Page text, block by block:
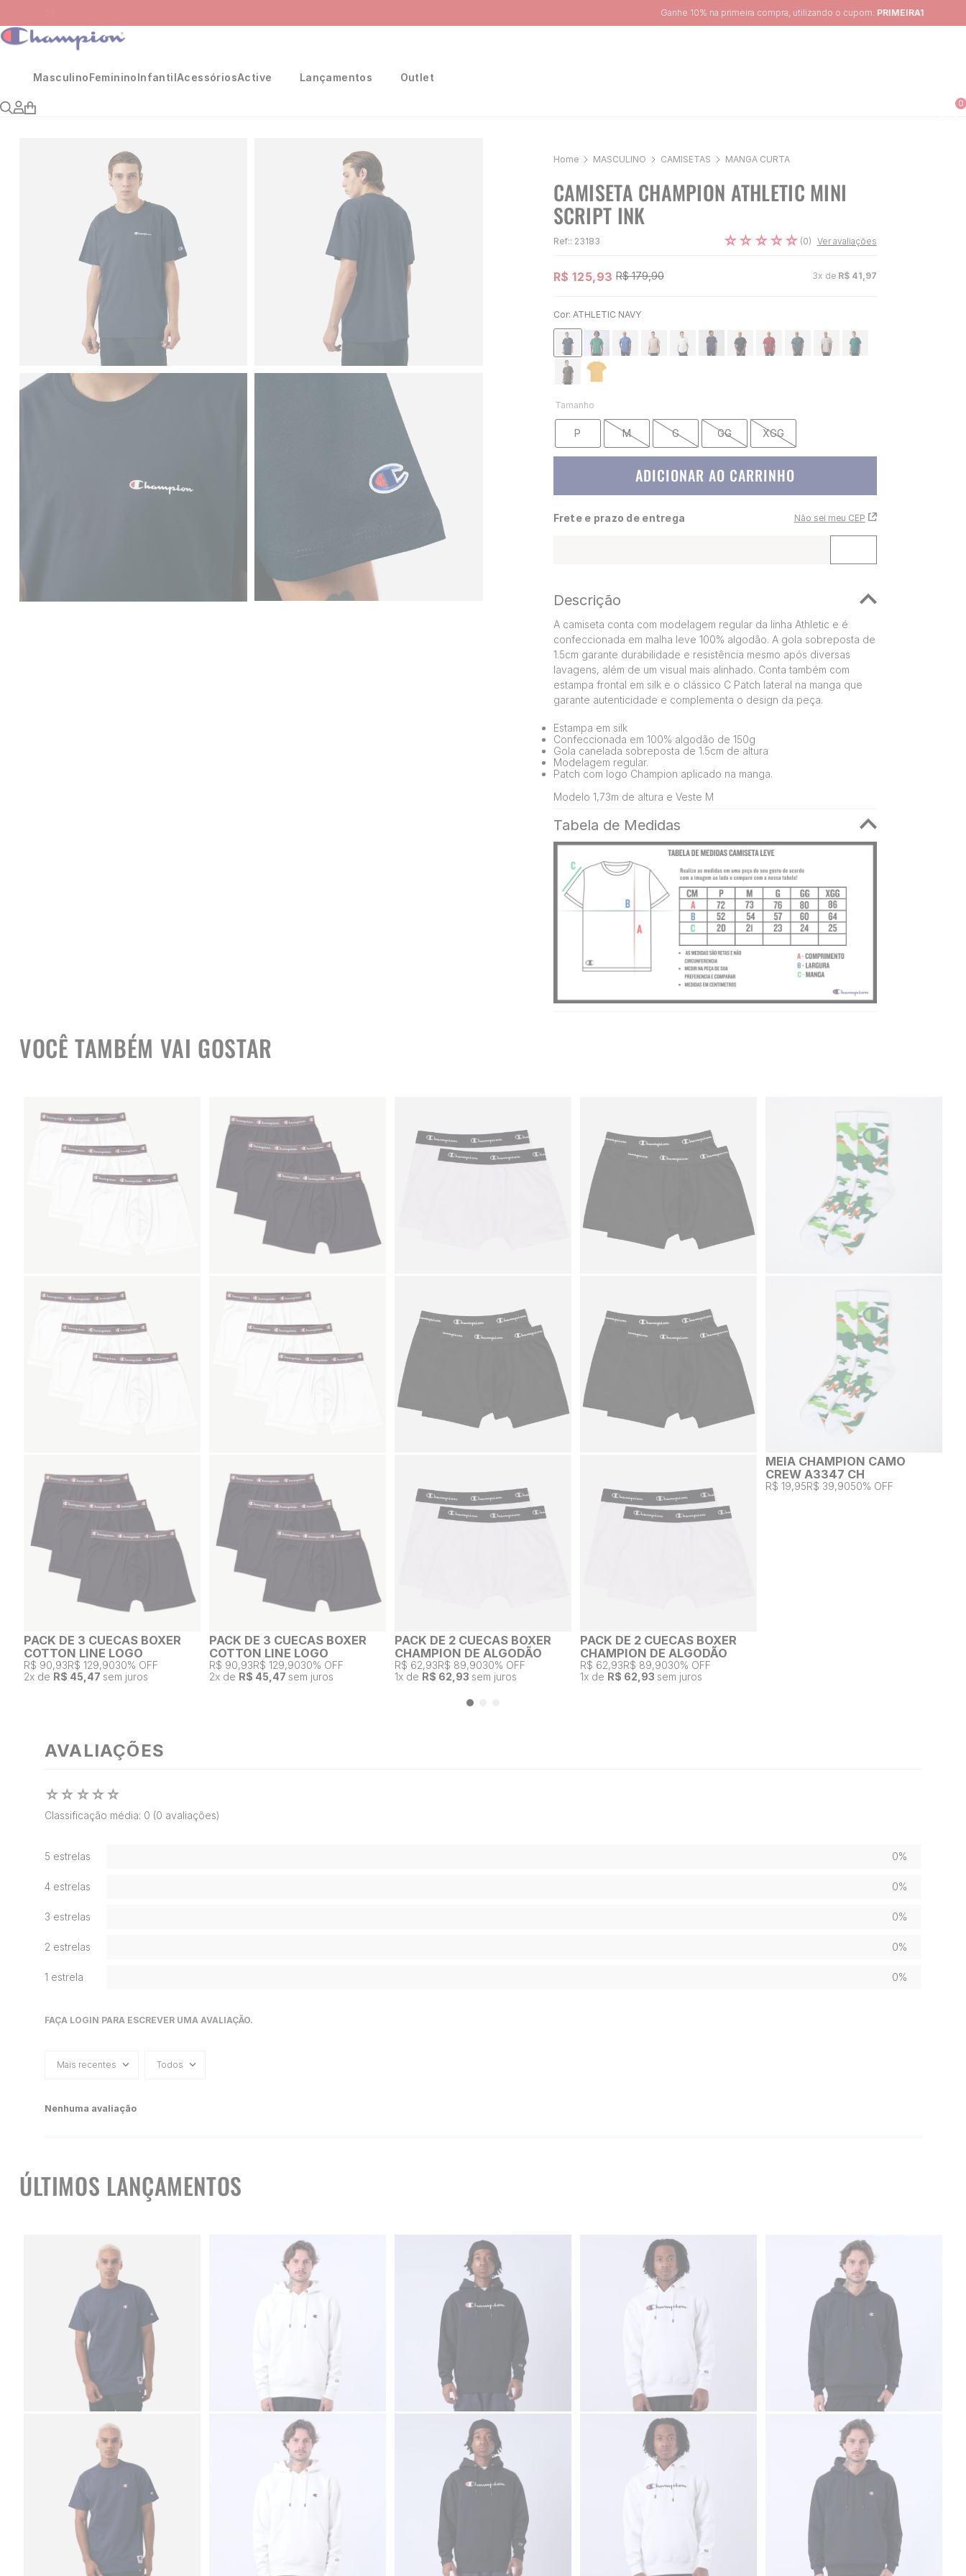
MasculinoFemininoInfantilAcessóriosActive Lançamentos Outlet
0
MASCULINO CAMISETAS MANGA CURTA
CAMISETA CHAMPION ATHLETIC MINI
SCRIPT INK
Ref:: 23183 ☆☆ ☆☆☆ (0) Ver avaliações
R$ 125,93 R$ 179,90 3x de R$ 41 97
Cor: ATHLETIC NAVY
Tamanho
P M G GG XGG
ADICIONAR AO CARRINHO
Frete e prazo de entrega Não sei meu CEP
Descrição
A camiseta conta com modelagem regular da linha Athletic e é
confeccionada em malha leve 100% algodão. A gola sobreposta de
1.5cm garante durabilidade e resistência mesmo após diversas
lavagens, além de um visual mais alinhado. Conta também com
estampa frontal em silk e o clássico C Patch lateral na manga que
garante autenticidade e complementa o design da peça.
Estampa em silk
Confeccionada em 100% algodão de 150g
Gola canelada sobreposta de 1.5cm de altura
Modelagem regular.
Patch com logo Champion aplicado na manga.
Modelo 1,73m de altura e Veste M
Tabela de Medidas
VOCÊ TAMBÉM VAI GOSTAR
PACK DE 3 CUECAS BOXER
COTTON LINE LOGO
R$ 90,93R$ 129,9030% OFF
2x de R$ 45,47 sem juros
PACK DE 3 CUECAS BOXER
COTTON LINE LOGO
R$ 90,93R$ 129,9030% OFF
2x de R$ 45,47 sem juros
PACK DE 2 CUECAS BOXER
CHAMPION DE ALGODÃO
R$ 62,93R$ 89,9030% OFF
1x de R$ 62,93 sem juros
PACK DE 2 CUECAS BOXER
CHAMPION DE ALGODÃO
R$ 62,93R$ 89,9030% OFF
1x de R$ 62,93 sem juros
MEIA CHAMPION CAMO
CREW A3347 CH
R$ 19,95R$ 39,9050% OFF
AVALIAÇÕES
☆☆ ☆☆☆
Classificação média: 0 (0 avaliações)
5 estrelas 0%
4 estrelas 0%
3 estrelas 0%
2 estrelas 0%
1 estrela 0%
FAÇA LOGIN PARA ESCREVER UMA AVALIAÇÃO.
Mais recentes Todos
Nenhuma avaliação
ÚLTIMOS LANÇAMENTOS